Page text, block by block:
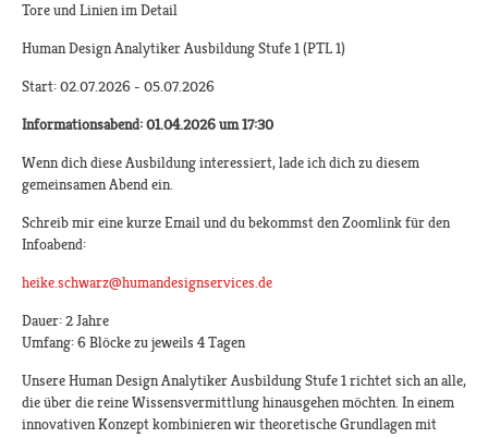
Tore und Linien im Detail
Human Design Analytiker Ausbildung Stufe 1 (PTL 1)
Start: 02.07.2026 - 05.07.2026
Informationsabend: 01.04.2026 um 17:30
Wenn dich diese Ausbildung interessiert, lade ich dich zu diesem
gemeinsamen Abend ein.
Schreib mir eine kurze Email und du bekommst den Zoomlink für den
Infoabend:
heike.schwarz@humandesignservices.de
Dauer: 2 Jahre
Umfang: 6 Blöcke zu jeweils 4 Tagen
Unsere Human Design Analytiker Ausbildung Stufe 1 richtet sich an alle,
die über die reine Wissensvermittlung hinausgehen möchten. In einem
innovativen Konzept kombinieren wir theoretische Grundlagen mit